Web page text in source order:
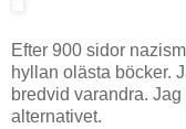
Efter 900 sidor
hyllan olästa böcker.
bredvid varandra.
alternativet.